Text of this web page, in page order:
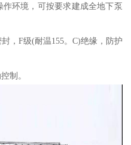
环境，可按要求建成全地下泵
，F级(耐温155。C)绝缘，防护
制。